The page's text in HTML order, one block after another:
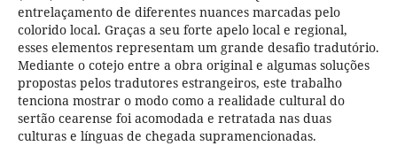
entrelaçamento de diferentes nuances marcadas pelo
colorido local. Graças a seu forte apelo local e regional,
esses elementos representam um grande desafio tradutório.
Mediante o cotejo entre a obra original e algumas soluções
propostas pelos tradutores estrangeiros, este trabalho
tenciona mostrar o modo como a realidade cultural do
sertão cearense foi acomodada e retratada nas duas
culturas e línguas de chegada supramencionadas.